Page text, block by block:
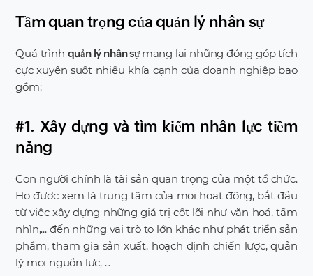
Tầm quan trọng của quản lý nhân sự
Quá trình quản lý nhân sựmang lại những đóng góp tích
cực xuyên suốt nhiều khía cạnh của doanh nghiệp bao
gồm:
#1. Xây dựng và tìm kiếm nhân lực tiềm
năng
Con người chính là tài sản quan trọng của một tổ chức.
Họ được xem là trung tâm của mọi hoạt động, bắt đầu
từ việc xây dựng những giá trị cốt lõi như văn hoá, tầm
nhìn,... đến những vai trò to lớn khác như phát triển sản
phẩm, tham gia sản xuất, hoạch định chiến lược, quản
lý mọi nguồn lực, ...